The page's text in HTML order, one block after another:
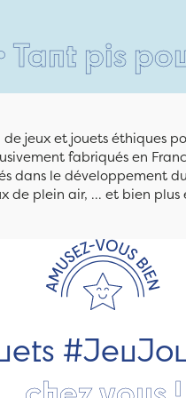
vos
jeux et jouets éthiques
fabriqués en
dans le développement
de plein air, ... et bien plus